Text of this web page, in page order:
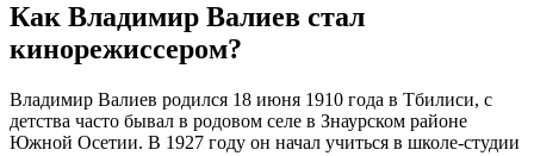
Как Владимир Валиев стал
кинорежиссером?
Владимир Валиев родился 18 июня 1910 года в Тбилиси, с
детства часто бывал в родовом селе в Знаурском районе
Южной Осетии. В 1927 году он начал учиться в школе-студии